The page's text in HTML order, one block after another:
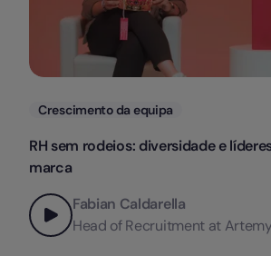
Categorias
Crescimento da equipa
RH sem rodeios: diversidade e
marca
Fabian Caldarella
Head of Recruitment at